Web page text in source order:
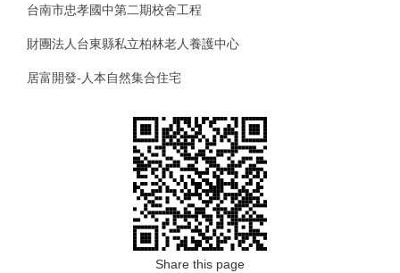
台南市忠孝國中第二期校舍工程
財團法人台東縣私立柏林老人養護中心
居富開發-人本自然集合住宅
Share this page